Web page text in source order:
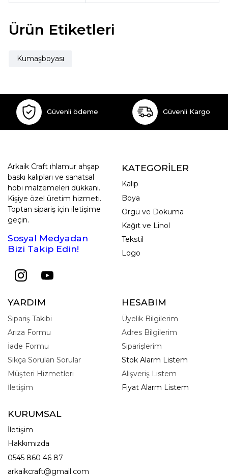
Ürün Etiketleri
Kumaşboyası
Güvenli ödeme Güvenli Kargo
Arkaik Craft ıhlamur ahşap
baskı kalıpları ve sanatsal
hobi malzemeleri dükkanı.
Kişiye özel üretim hizmeti.
Toptan sipariş için iletişime
geçin.
Sosyal Medyadan
Bizi Takip Edin!
KATEGORİLER
Kalıp
Boya
Örgü ve Dokuma
Kağıt ve Linol
Tekstil
Logo
YARDIM
Sipariş Takibi
Arıza Formu
İade Formu
Sıkça Sorulan Sorular
Müşteri Hizmetleri
İletişim
HESABIM
Üyelik Bilgilerim
Adres Bilgilerim
Siparişlerim
Stok Alarm Listem
Alışveriş Listem
Fiyat Alarm Listem
KURUMSAL
İletişim
Hakkımızda
0545 860 46 87
arkaikcraft@gmail.com